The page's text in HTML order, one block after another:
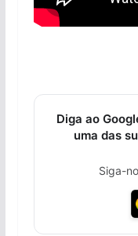
Diga ao
uma das
Siga-